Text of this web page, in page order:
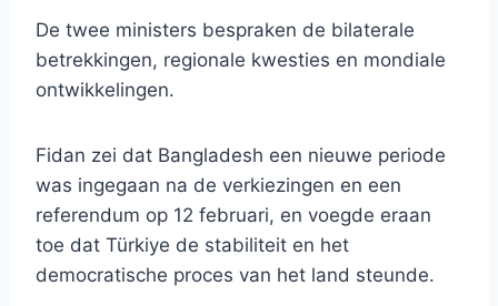
De twee ministers bespraken de bilaterale
betrekkingen, regionale kwesties en mondiale
ontwikkelingen.
Fidan zei dat Bangladesh een nieuwe periode
was ingegaan na de verkiezingen en een
referendum op 12 februari, en voegde eraan
toe dat Türkiye de stabiliteit en het
democratische proces van het land steunde.